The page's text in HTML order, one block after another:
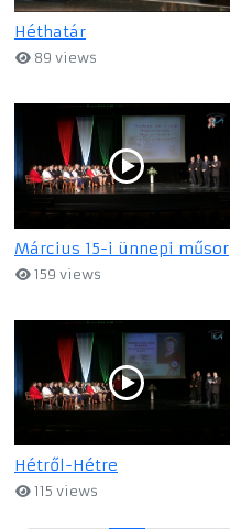
Héthatár
89 views
Március 15-i ünnepi műsor
159 views
Hétről-Hétre
115 views